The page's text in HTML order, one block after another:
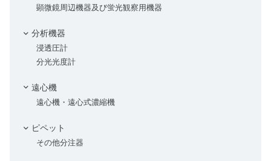
顕微鏡周辺機器及び蛍光観察用機器
分析機器
浸透圧計
分光光度計
遠心機
遠心機・遠心式濃縮機
ピペット
その他分注器